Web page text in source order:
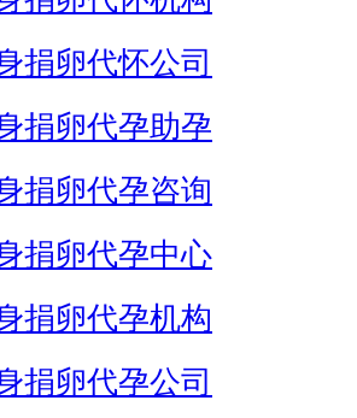
捐卵代怀公司
捐卵代孕助孕
捐卵代孕咨询
捐卵代孕中心
捐卵代孕机构
捐卵代孕公司